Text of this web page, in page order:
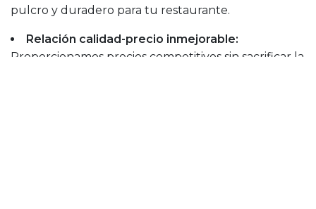
pulcro y duradero para tu restaurante.
Relación calidad-precio inmejorable:
Proporcionamos precios competitivos sin sacrificar la